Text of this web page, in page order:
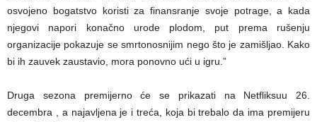
osvojeno bogatstvo koristi za finansranje svoje potrage, a kada
njegovi napori konačno urode plodom, put prema rušenju
organizacije pokazuje se smrtonosnijim nego što je zamišljao. Kako
bi ih zauvek zaustavio, mora ponovno ući u igru.”
Druga sezona premijerno će se prikazati na Netfliksuu 26.
decembra , a najavljena je i treća, koja bi trebalo da ima premijeru